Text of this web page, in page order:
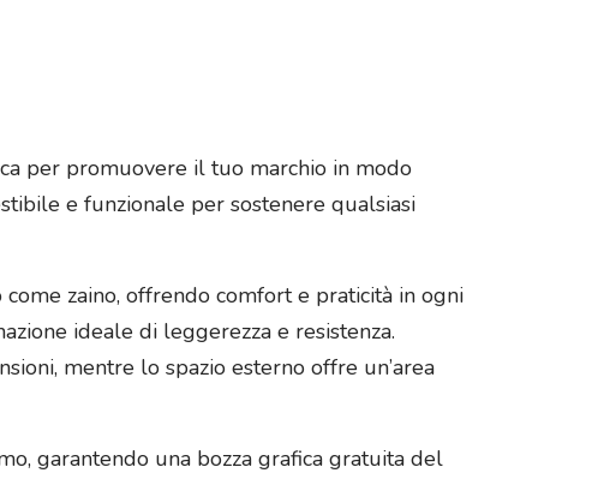
per promuovere il tuo marchio in modo
e funzionale per sostenere qualsiasi
zaino, offrendo comfort e praticità in ogni
ideale di leggerezza e resistenza.
mentre lo spazio esterno offre un’area
garantendo una bozza grafica gratuita del